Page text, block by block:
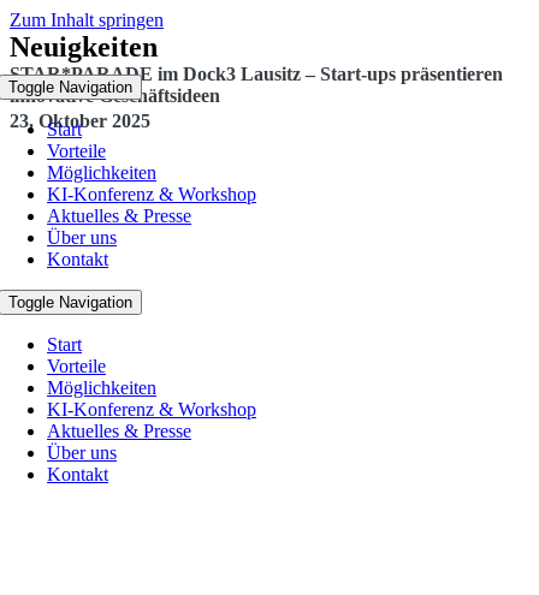
Zum Inhalt springen
Toggle Navigation
Start
Vorteile
Möglichkeiten
KI-Konferenz & Workshop
Aktuelles & Presse
Über uns
Kontakt
Toggle Navigation
Start
Vorteile
Möglichkeiten
KI-Konferenz & Workshop
Aktuelles & Presse
Über uns
Kontakt
Neuigkeiten
STAR*PARADE im Dock3 Lausitz – Start-ups präsentieren
innovative Geschäftsideen
23. Oktober 2025